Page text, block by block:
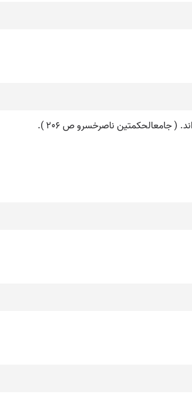
جامعالحکمتین ناصرخسرو ص 206 ).